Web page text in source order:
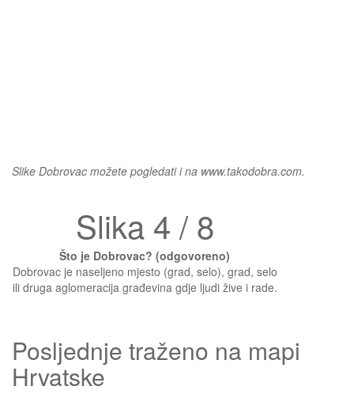
Slike Dobrovac možete pogledati i na www.takodobra.com.
Slika 4 / 8
Što je Dobrovac? (odgovoreno)
Dobrovac je naseljeno mjesto (grad, selo), grad, selo
ili druga aglomeracija građevina gdje ljudi žive i rade.
Posljednje traženo na mapi
Hrvatske